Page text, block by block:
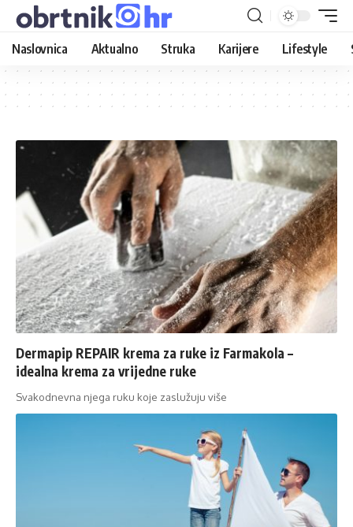
Naslovnica Aktualno Struka Karijere Lifestyle
Dermapip REPAIR krema za ruke iz Farmakola –
idealna krema za vrijedne ruke
Svakodnevna njega ruku koje zaslužuju više